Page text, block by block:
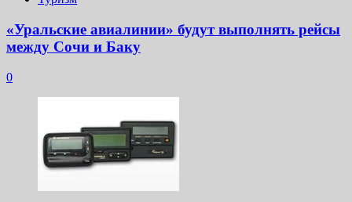
«Уральские авиалинии» будут выполнять рейсы
между Сочи и Баку
0